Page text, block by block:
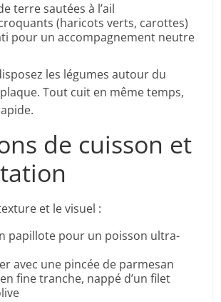
terre sautées à l’ail
(haricots verts, carottes)
pour un accompagnement neutre
les légumes autour du
Tout cuit en même temps,
de cuisson et
et le visuel :
papillote pour un poisson ultra-
avec une pincée de parmesan
fine tranche, nappé d’un filet